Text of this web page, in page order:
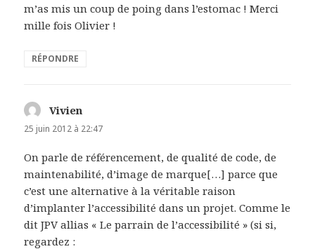
m’as mis un coup de poing dans l’estomac ! Merci
mille fois Olivier !
RÉPONDRE
Vivien
25 juin 2012 à 22:47
On parle de référencement, de qualité de code, de
maintenabilité, d’image de marque[…] parce que
c’est une alternative à la véritable raison
d’implanter l’accessibilité dans un projet. Comme le
dit JPV allias « Le parrain de l’accessibilité » (si si,
regardez :